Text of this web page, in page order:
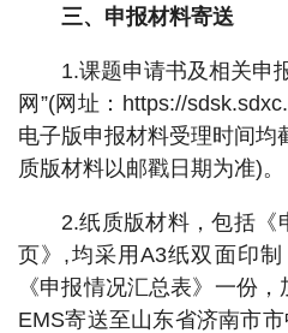
三、申报材料寄送
1.课题申请书及相关申
网”(网址：https://
电子版申报材料受理时间均
质版材料以邮戳日期为准)。
2.纸质版材料，包括《
页》,均采用A3纸双面印
《申报情况汇总表》一份
EMS寄送至山东省济南市